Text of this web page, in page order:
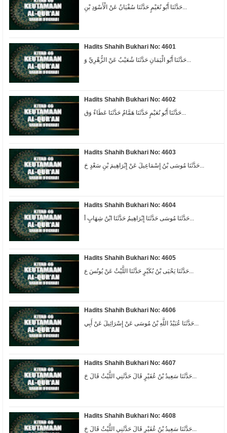
حَدَّثَنَا أَبُو نُعَيْمٍ حَدَّثَنَا سُفْيَانُ عَنْ الْأَسْوَدِ بْنِ...
Hadits Shahih Bukhari No: 4601
حَدَّثَنَا أَبُو الْيَمَانِ حَدَّثَنَا شُعَيْبٌ عَنْ الزُّهْرِيِّ وَ...
Hadits Shahih Bukhari No: 4602
حَدَّثَنَا أَبُو نُعَيْمٍ حَدَّثَنَا هَمَّامٌ حَدَّثَنَا عَطَاءٌ وَق...
Hadits Shahih Bukhari No: 4603
حَدَّثَنَا مُوسَى بْنُ إِسْمَاعِيلَ عَنْ إِبْرَاهِيمَ بْنِ سَعْدٍ حَ...
Hadits Shahih Bukhari No: 4604
Hadits Shahih Bukhari No: 4605
Hadits Shahih Bukhari No: 4606
حَدَّثَنَا عُبَيْدُ اللَّهِ بْنُ مُوسَى عَنْ إِسْرَائِيلَ عَنْ أَبِي...
Hadits Shahih Bukhari No: 4607
حَدَّثَنَا سَعِيدُ بْنُ عُفَيْرٍ قَالَ حَدَّثَنِي اللَّيْثُ قَالَ حَ...
Hadits Shahih Bukhari No: 4608
حَدَّثَنَا سَعِيدُ بْنُ عُفَيْرٍ قَالَ حَدَّثَنِي اللَّيْثُ قَالَ حَ...